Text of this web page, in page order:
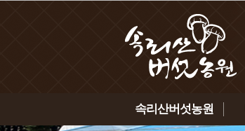
속리산버섯농원